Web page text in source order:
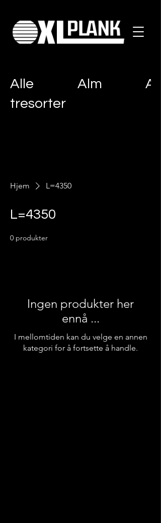
Alle
tresorter
Alm Ask
Hjem L=4350
L=4350
0 produkter
Ingen produkter her
ennå ...
I mellomtiden kan du velge en annen
kategori for å fortsette å handle.